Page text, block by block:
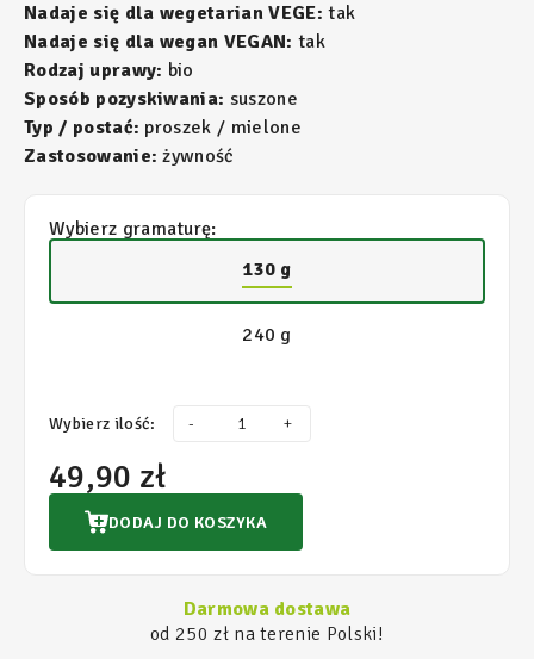
Nadaje się dla wegetarian VEGE: tak
Nadaje się dla wegan VEGAN: tak
Rodzaj uprawy: bio
Sposób pozyskiwania: suszone
Typ / postać: proszek / mielone
Zastosowanie: żywność
Wybierz gramaturę:
130 g
240 g
Wybierz ilość: - +
49,90 zł
DODAJ DO KOSZYKA
Darmowa dostawa
od 250 zł na terenie Polski!